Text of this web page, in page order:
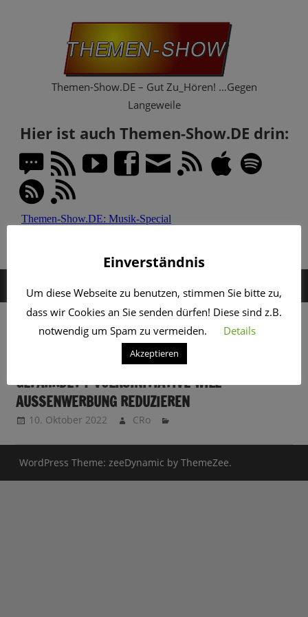
Themen-Show.DE – Gut Zu_Hören! …Gegen
Langeweile
Hier ist auch Themen-Show.DE drin:
MENÜ
SCHLAGWORT:WERBEBRANCHE
ARBEITSPLÄTZE UND MEINUNGSFREIHEIT
GEFÄHRDET ? VOLKSINITIATIVE WILL
AUSSENWERBUNG REDUZIEREN
10. Oktober 2022 CRo
WordPress Theme: zeeDynamic by ThemeZee.
Einverständnis
Um diese Webseite zu benutzen, stimmen Sie bitte zu,
dass wir Cookies an Sie senden dürfen! Diese sind z.B.
notwendig um Spam zu vermeiden.
Details
Akzeptieren